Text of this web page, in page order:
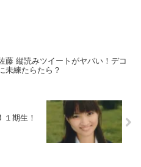
藤 縦読みツイートがヤバい！デコ
未練たらたら？
期生！